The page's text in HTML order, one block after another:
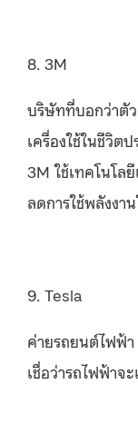
8. 3M
บริษัทที่บอกว่าตัว
เครื่องใช้ในชีวิต
3M ใช้เทคโนโล
ลดการใช้พลังงา
9. Tesla
ค่ายรถยนต์ไฟฟ้
เชื่อว่ารถไฟฟ้าจ